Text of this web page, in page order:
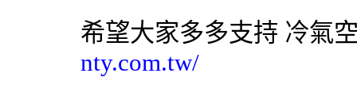
希望大家多多支持 冷氣
nty.com.tw/